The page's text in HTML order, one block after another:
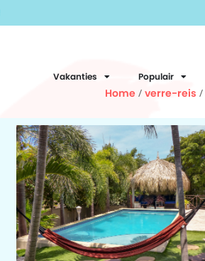
Vakanties Populair
Home / verre-reis /